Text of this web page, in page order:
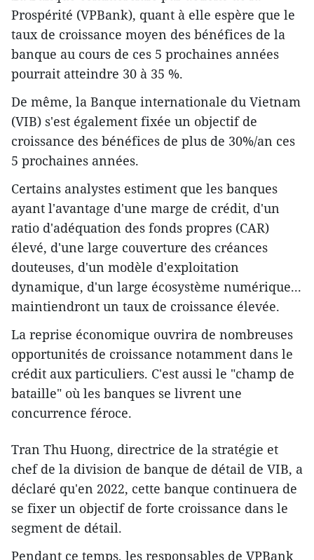
Prospérité (VPBank), quant à elle espère que le
taux de croissance moyen des bénéfices de la
banque au cours de ces 5 prochaines années
pourrait atteindre 30 à 35 %.
De même, la Banque internationale du Vietnam
(VIB) s'est également fixée un objectif de
croissance des bénéfices de plus de 30%/an ces
5 prochaines années.
Certains analystes estiment que les banques
ayant l'avantage d'une marge de crédit, d'un
ratio d'adéquation des fonds propres (CAR)
élevé, d'une large couverture des créances
douteuses, d'un modèle d'exploitation
dynamique, d'un large écosystème numérique...
maintiendront un taux de croissance élevée.
La reprise économique ouvrira de nombreuses
opportunités de croissance notamment dans le
crédit aux particuliers. C'est aussi le "champ de
bataille" où les banques se livrent une
concurrence féroce.
Tran Thu Huong, directrice de la stratégie et
chef de la division de banque de détail de VIB, a
déclaré qu'en 2022, cette banque continuera de
se fixer un objectif de forte croissance dans le
segment de détail.
Pendant ce temps, les responsables de VPBank